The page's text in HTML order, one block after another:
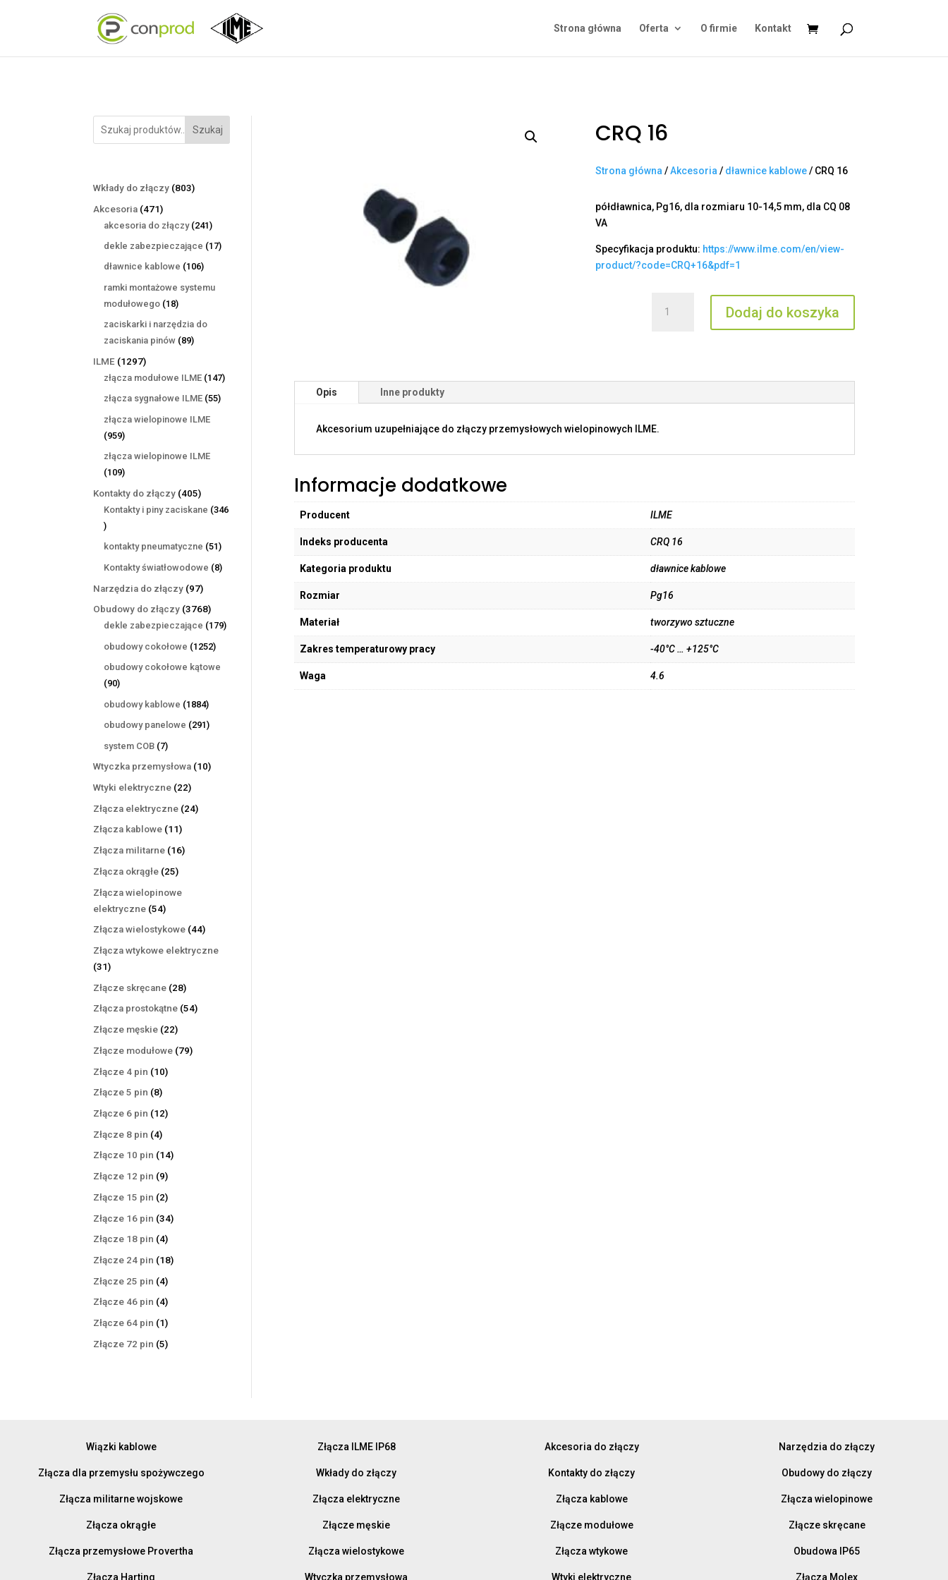
Strona główna Oferta O firmie Kontakt
Szukaj
Wkłady do złączy 803803
Akcesoria 471471
produktów
akcesoria do złączy 241241
produktów
dekle zabezpieczające 1717
dławnice kablowe 106106
ramki montażowe systemu
modułowego 1818
produktów
zaciskarki i narzędzia do
zaciskania pinów 8989
ILME 12971297
produktów
złącza modułowe ILME 147147
złącza sygnałowe ILME 5555
złącza wielopinowe ILME
959959
produktów
złącza wielopinowe ILME
109109
produktów
Kontakty do złączy 405405
produktów
Kontakty i piny zaciskane 346
346
produktów
kontakty pneumatyczne 5151
produktów
Kontakty światłowodowe 88
Narzędzia do złączy 9797
produktów
Obudowy do złączy 37683768
produktów
dekle zabezpieczające 179179
obudowy cokołowe 12521252
obudowy cokołowe kątowe
9090
produktów
obudowy kablowe 18841884
produkty
obudowy panelowe 291291
system COB 77
produktów
Wtyczka przemysłowa 1010
Wtyki elektryczne 2222
produkty
Złącza elektryczne 2424
Złącza kablowe 1111
produktów
Złącza militarne 1616
Złącza okrągłe 2525
Złącza wielopinowe
elektryczne 5454
produkty
Złącza wielostykowe 4444
Złącza wtykowe elektryczne
3131
produktów
Złącze skręcane 2828
produktów
Złącza prostokątne 5454
Złącze męskie 2222
produkty
Złącze modułowe 7979
Złącze 4 pin 1010
Złącze 5 pin 88
produktów
Złącze 6 pin 1212
Złącze 8 pin 44
produkty
Złącze 10 pin 1414
Złącze 12 pin 99
produktów
Złącze 15 pin 22
produkty
Złącze 16 pin 3434
Złącze 18 pin 44
produkty
Złącze 24 pin 1818
Złącze 25 pin 44
produkty
Złącze 46 pin 44
produkty
Złącze 64 pin 11
produkt
Złącze 72 pin 55
CRQ 16
Strona główna/Akcesoria/ dławnice kablowe/ CRQ 16
półdławnica, Pg16, dla rozmiaru 10-14,5 mm, dla CQ 08
VA
Specyfikacja produktu: https://www.ilme.com/en/view-
product/?code=CRQ+16&pdf=1
CRQ
Dodaj do koszyka
Opis Inne produkty
Akcesorium uzupełniające do złączy przemysłowych wielopinowych ILME.
Informacje dodatkowe
Producent ILME
Indeks producenta CRQ 16
Kategoria produktu dławnice kablowe
Rozmiar Pg16
Materiał tworzywo sztuczne
Zakres temperaturowy pracy -40°C … +125°C
Waga 4.6
Wiązki kablowe
Złącza dla przemysłu spożywczego
Złącza militarne wojskowe
Złącza okrągłe
Złącza przemysłowe Provertha
Złącza Harting
Złącza ILME IP68
Wkłady do złączy
Złącza elektryczne
Złącze męskie
Złącza wielostykowe
Wtyczka przemysłowa
Akcesoria do złączy
Kontakty do złączy
Złącza kablowe
Złącze modułowe
Złącza wtykowe
Wtyki elektryczne
Narzędzia do złączy
Obudowy do złączy
Złącza wielopinowe
Złącze skręcane
Obudowa IP65
Złącza Molex